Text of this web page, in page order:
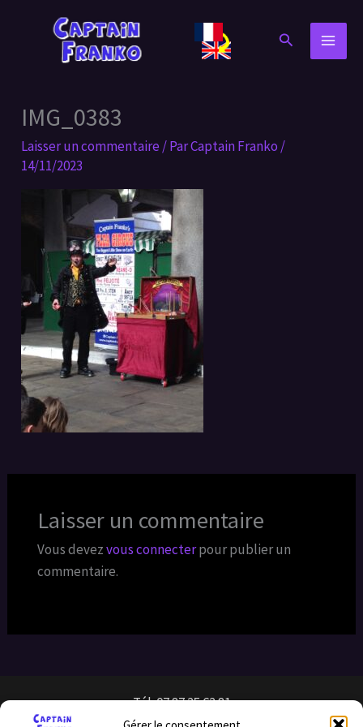
Rechercher
IMG_0383
Laisser un commentaire/ ParCaptain Franko /
14/11/2023
Laisser un commentaire
Vous devezvous connecterpour publier un
commentaire.
Tél: 07 87 25 62 81